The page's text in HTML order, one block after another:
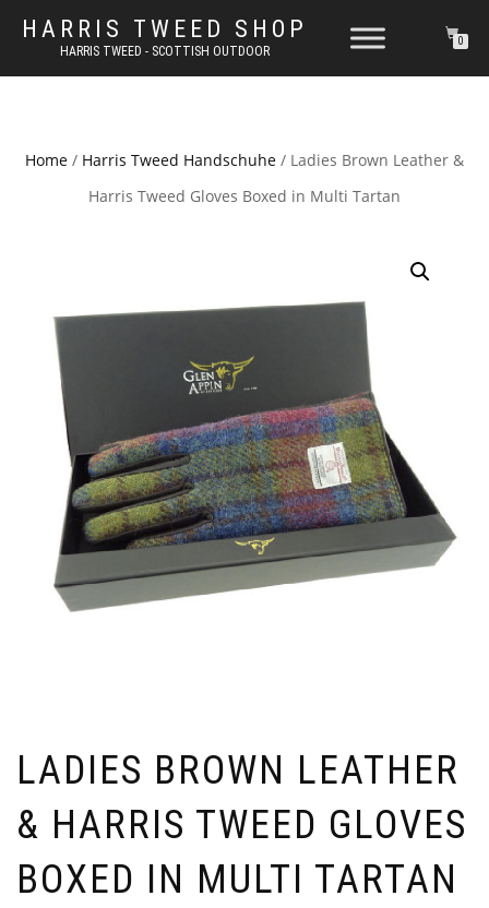
HARRIS TWEED SHOP
HARRIS TWEED - SCOTTISH OUTDOOR
0
Home / Harris Tweed Handschuhe / Ladies Brown Leather &
Harris Tweed Gloves Boxed in Multi Tartan
LADIES BROWN LEATHER
& HARRIS TWEED GLOVES
BOXED IN MULTI TARTAN